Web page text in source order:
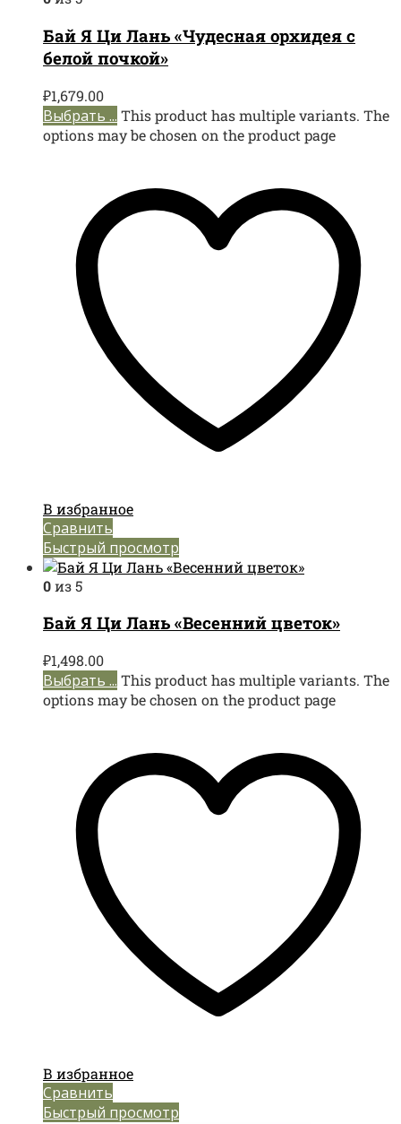
Бай Я Ци Лань «Чудесная орхидея с
белой почкой»
₽1,679.00
Выбрать ... This product has multiple variants. The
options may be chosen on the product page
В избранное
Сравнить
Быстрый просмотр
0из 5
Бай Я Ци Лань «Весенний цветок»
₽1,498.00
Выбрать ... This product has multiple variants. The
options may be chosen on the product page
В избранное
Сравнить
Быстрый просмотр